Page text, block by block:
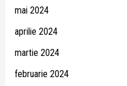
mai 2024
aprilie 2024
martie 2024
februarie 2024